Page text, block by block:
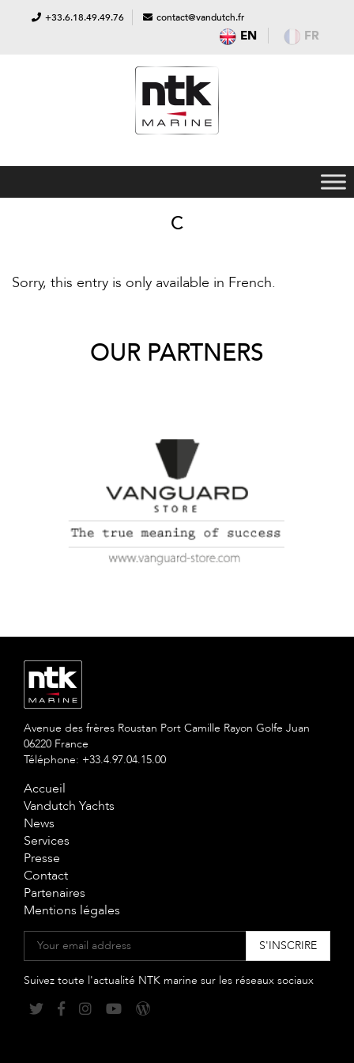
+33.6.18.49.49.76 contact@vandutch.fr
EN FR
C
Sorry, this entry is only available in French.
OUR PARTNERS
Avenue des frères Roustan Port Camille Rayon Golfe Juan
06220 France
Téléphone: +33.4.97.04.15.00
Accueil
Vandutch Yachts
News
Services
Presse
Contact
Partenaires
Mentions légales
Suivez toute l'actualité NTK marine sur les réseaux sociaux